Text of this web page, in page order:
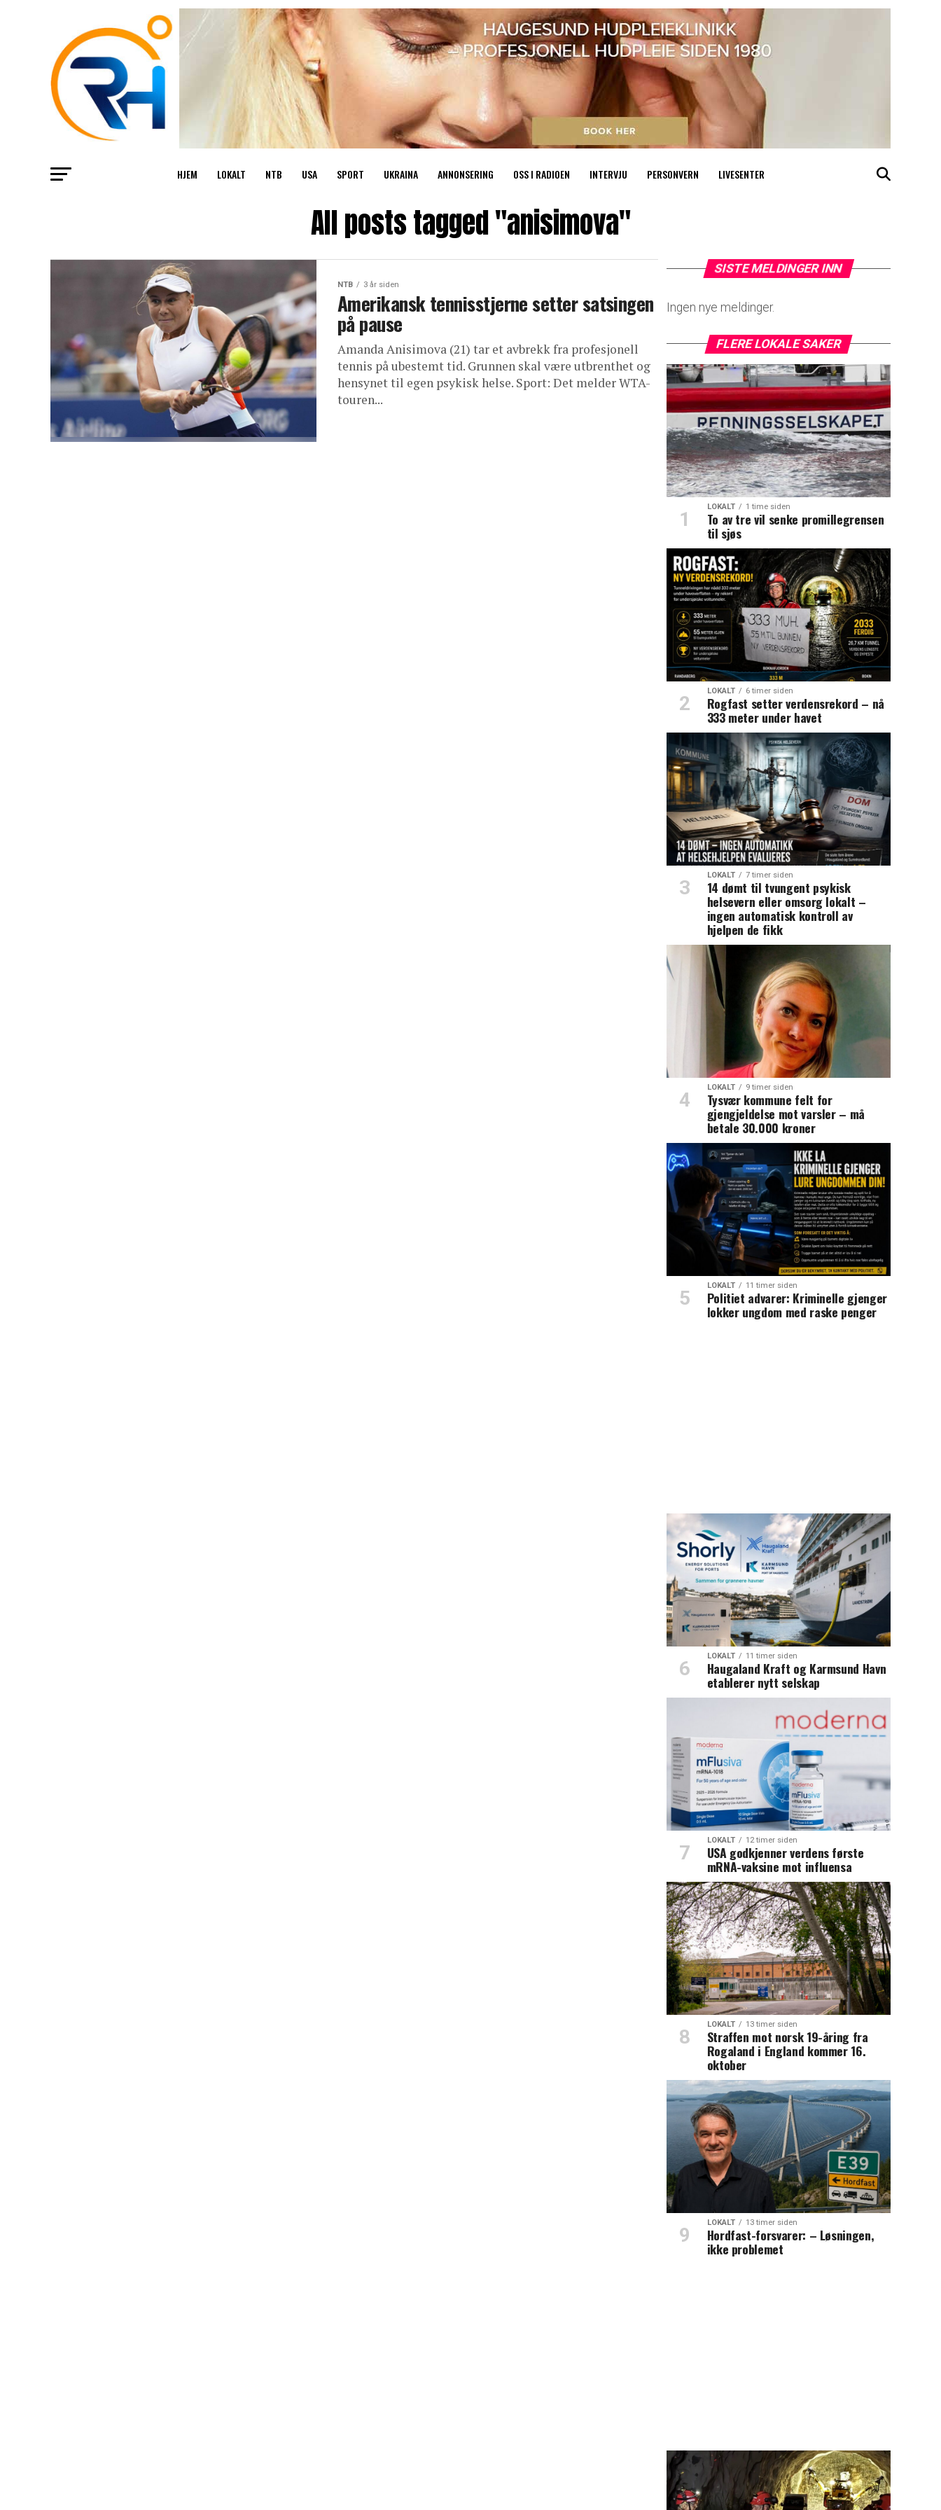
HJEM LOKALT NTB USA SPORT UKRAINA ANNONSERING OSS I RADIOEN INTERVJU PERSONVERN LIVESENTER
All posts tagged "anisimova"
NTB 3 år siden
Amerikansk tennisstjerne setter satsingen
på pause
Amanda Anisimova (21) tar et avbrekk fra profesjonell
tennis på ubestemt tid. Grunnen skal være utbrenthet og
hensynet til egen psykisk helse. Sport: Det melder WTA-
touren...
SISTE MELDINGER INN
Ingen nye meldinger.
FLERE LOKALE SAKER
LOKALT 1 time siden
To av tre vil senke promillegrensen
til sjøs
LOKALT 6 timer siden
Rogfast setter verdensrekord – nå
333 meter under havet
LOKALT 7 timer siden
14 dømt til tvungent psykisk
helsevern eller omsorg lokalt –
ingen automatisk kontroll av
hjelpen de fikk
LOKALT 9 timer siden
Tysvær kommune felt for
gjengjeldelse mot varsler – må
betale 30.000 kroner
LOKALT 11 timer siden
Politiet advarer: Kriminelle gjenger
lokker ungdom med raske penger
LOKALT 11 timer siden
Haugaland Kraft og Karmsund Havn
etablerer nytt selskap
LOKALT 12 timer siden
USA godkjenner verdens første
mRNA-vaksine mot influensa
LOKALT 13 timer siden
Straffen mot norsk 19-åring fra
Rogaland i England kommer 16.
oktober
LOKALT 13 timer siden
Hordfast-forsvarer: – Løsningen,
ikke problemet